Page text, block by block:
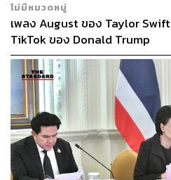
ภาพ :Markus Mainka /
แต่เพียง 3 วันต่อมา สงครามในอิ
ปริมาณน้ำมันราว 20% ของอุปท
ราคาน้ำมันเครื่องบินพุ่งสูงทันที
น้ำมันเครื่องบินคือต้นทุนอันดับ 2
ไม่มีหมวดหมู่
เพลง August ของ Taylor
TikTok ของ Donald Trump